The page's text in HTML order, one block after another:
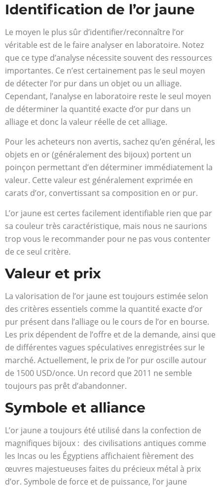
Identification de l’or jaune
Le moyen le plus sûr d’identifier/reconnaître l’or
véritable est de le faire analyser en laboratoire. Notez
que ce type d’analyse nécessite souvent des ressources
importantes. Ce n’est certainement pas le seul moyen
de détecter l’or pur dans un objet ou un alliage.
Cependant, l’analyse en laboratoire reste le seul moyen
de déterminer la quantité exacte d’or pur dans un
alliage et donc la valeur réelle de cet alliage.
Pour les acheteurs non avertis, sachez qu’en général, les
objets en or (généralement des bijoux) portent un
poinçon permettant d’en déterminer immédiatement la
valeur. Cette valeur est généralement exprimée en
carats d’or, convertissant sa composition en or pur.
L’or jaune est certes facilement identifiable rien que par
sa couleur très caractéristique, mais nous ne saurions
trop vous le recommander pour ne pas vous contenter
de ce seul critère.
Valeur et prix
La valorisation de l’or jaune est toujours estimée selon
des critères essentiels comme la quantité exacte d’or
pur présent dans l’alliage ou le cours de l’or en bourse.
Les prix dépendent de l’offre et de la demande, ainsi que
de différentes vagues spéculatives enregistrées sur le
marché. Actuellement, le prix de l’or pur oscille autour
de 1500 USD/once. Un record que 2011 ne semble
toujours pas prêt d’abandonner.
Symbole et alliance
L’or jaune a toujours été utilisé dans la confection de
magnifiques bijoux : des civilisations antiques comme
les Incas ou les Égyptiens affichaient fièrement des
œuvres majestueuses faites du précieux métal à prix
d’or. Symbole de force et de puissance, l’or jaune